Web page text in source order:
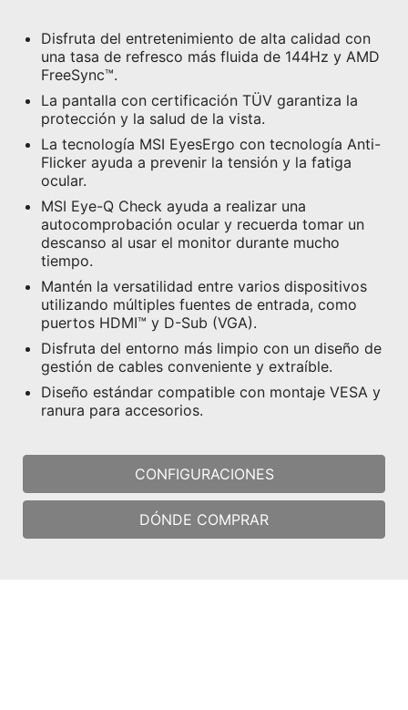
Disfruta del entretenimiento de alta calidad con
una tasa de refresco más fluida de 144Hz y AMD
FreeSync™.
La pantalla con certificación TÜV garantiza la
protección y la salud de la vista.
La tecnología MSI EyesErgo con tecnología Anti-
Flicker ayuda a prevenir la tensión y la fatiga
ocular.
MSI Eye-Q Check ayuda a realizar una
autocomprobación ocular y recuerda tomar un
descanso al usar el monitor durante mucho
tiempo.
Mantén la versatilidad entre varios dispositivos
utilizando múltiples fuentes de entrada, como
puertos HDMI™ y D-Sub (VGA).
Disfruta del entorno más limpio con un diseño de
gestión de cables conveniente y extraíble.
Diseño estándar compatible con montaje VESA y
ranura para accesorios.
CONFIGURACIONES
DÓNDE COMPRAR